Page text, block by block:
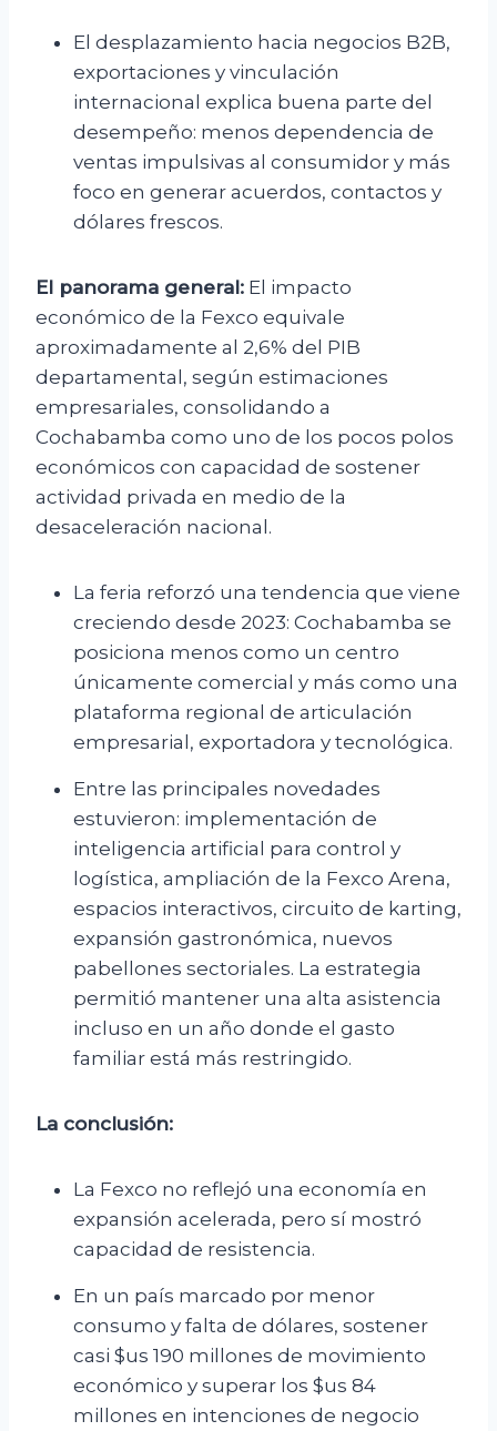
El desplazamiento hacia negocios B2B,
exportaciones y vinculación
internacional explica buena parte del
desempeño: menos dependencia de
ventas impulsivas al consumidor y más
foco en generar acuerdos, contactos y
dólares frescos.
El panorama general: El impacto
económico de la Fexco equivale
aproximadamente al 2,6% del PIB
departamental, según estimaciones
empresariales, consolidando a
Cochabamba como uno de los pocos polos
económicos con capacidad de sostener
actividad privada en medio de la
desaceleración nacional.
La feria reforzó una tendencia que viene
creciendo desde 2023: Cochabamba se
posiciona menos como un centro
únicamente comercial y más como una
plataforma regional de articulación
empresarial, exportadora y tecnológica.
Entre las principales novedades
estuvieron: implementación de
inteligencia artificial para control y
logística, ampliación de la Fexco Arena,
espacios interactivos, circuito de karting,
expansión gastronómica, nuevos
pabellones sectoriales. La estrategia
permitió mantener una alta asistencia
incluso en un año donde el gasto
familiar está más restringido.
La conclusión:
La Fexco no reflejó una economía en
expansión acelerada, pero sí mostró
capacidad de resistencia.
En un país marcado por menor
consumo y falta de dólares, sostener
casi $us 190 millones de movimiento
económico y superar los $us 84
millones en intenciones de negocio